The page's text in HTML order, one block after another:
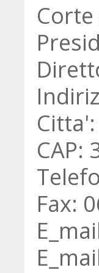
Corte
Citta':
CAP:
Fax: